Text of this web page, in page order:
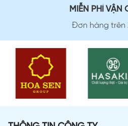
MIỄN PHÍ VẬN
Đơn hàng trên